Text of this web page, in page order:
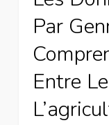
écarts
entre
genres
Par
Entre